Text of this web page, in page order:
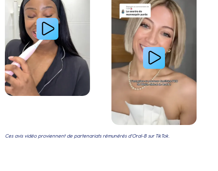
Ces avis vidéo proviennent de partenariats rémunérés d'Oral-B sur TikTok.